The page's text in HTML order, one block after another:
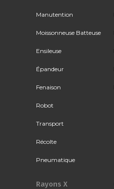
Manutention
Moissonneuse Batteuse
Ensileuse
Épandeur
Fenaison
Robot
Transport
Récolte
Pneumatique
Rayons X